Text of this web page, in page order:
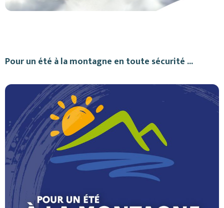
Pour un été à la montagne en toute sécurité ...